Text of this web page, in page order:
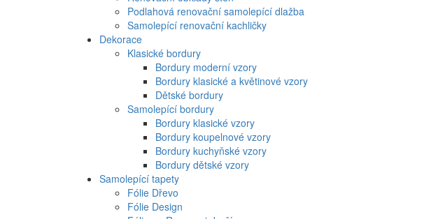
Podlahová renovační samolepící dlažba
Samolepící renovační kachličky
Dekorace
Klasické bordury
Bordury moderní vzory
Bordury klasické a květinové vzory
Dětské bordury
Samolepící bordury
Bordury klasické vzory
Bordury koupelnové vzory
Bordury kuchyňské vzory
Bordury dětské vzory
Samolepící tapety
Fólie Dřevo
Fólie Design